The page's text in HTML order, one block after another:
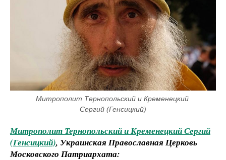
Митрополит Тернопольский и Кременецкий
Сергий (Генсицкий)
Митрополит Тернопольский и Кременецкий Сергий
(Генсицкий), Украинская Православная Церковь
Московского Патриархата: